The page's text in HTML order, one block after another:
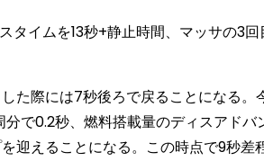
イムを13秒+静止時間、マッサの3
た際には7秒後ろで戻ることになる。
で0.2秒、燃料搭載量のディスアドバ
迎えることになる。この時点で9秒差